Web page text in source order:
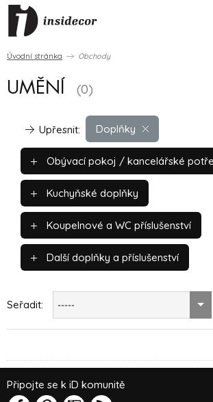
Úvodní stránka Obchody
UMĚNÍ (0)
Doplňky
Upřesnit:
Obývací pokoj / kancelářské
Kuchyňské doplňky
Koupelnové a WC příslušenství
Další doplňky a příslušenství
Seřadit: -----
Připojte se k iD komunitě